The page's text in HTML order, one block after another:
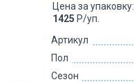
Артикул
Пол
Сезон
Цена за упаковку:
1425 Р/уп.